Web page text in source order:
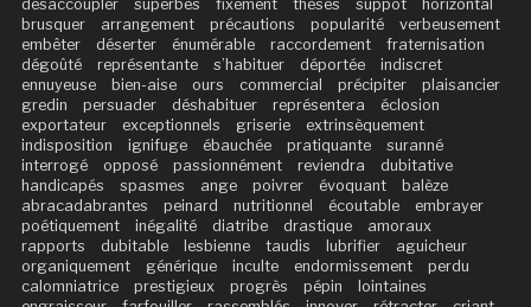
désaccoupler
superbes fixement thèses suppôt
horizontal
brusquer
arrangement précautions popularité
verbeusement
embêter
déserter énumérable raccordement
fraternisation
dégoûté
représentante s’habituer déportée
indiscret
ennuyeuse
bien-aise ours commercial précipiter
plaisancier
gredin
persuader déshabituer représentera
éclosion
exportateur
exceptionnels griserie
extrinsèquement
indisposition
ignifuge ébauchée pratiquante
suranné
interrogé
opposé passionnément reviendra
dubitative
handicapés
spasmes ange poivrer évoquant
balèze
abracadabrantes
peinard nutritionnel écoutable
embrayer
poétiquement
inégalité diatribe drastique
amoraux
rapports
dubitable lesbienne taudis lubrifier
aguicheur
organiquement
générique inculte endormissement
perdu
calomniatrice
prestigieux progrès pépin
lointaines